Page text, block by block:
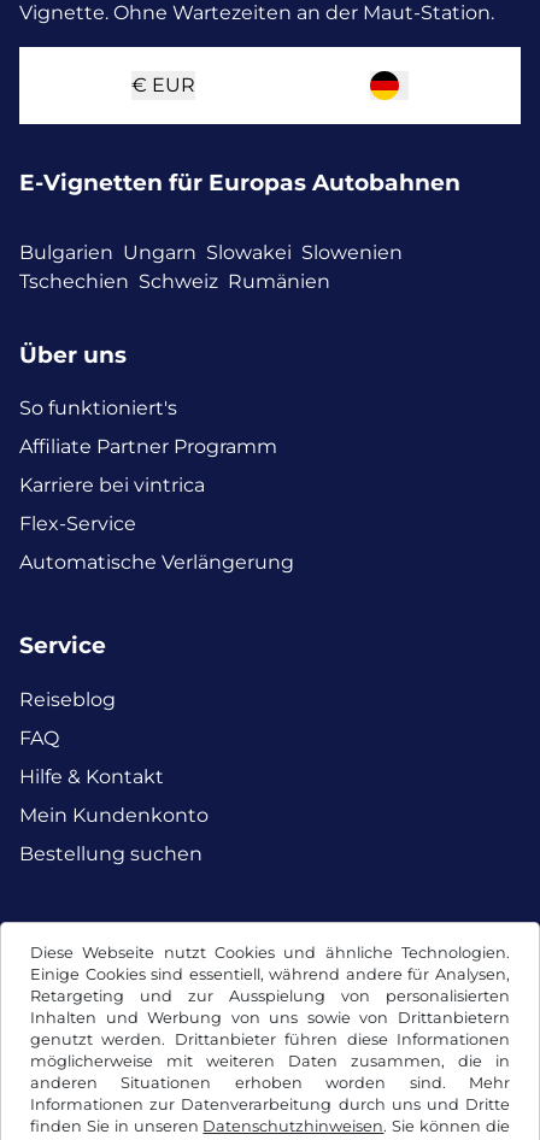
Diese Webseite nutzt Cookies und ähnliche Technologien.
Einige Cookies sind essentiell, während andere für Analysen,
Retargeting und zur Ausspielung von personalisierten
Inhalten und Werbung von uns sowie von Drittanbietern
genutzt werden. Drittanbieter führen diese Informationen
möglicherweise mit weiteren Daten zusammen, die in
anderen Situationen erhoben worden sind. Mehr
Informationen zur Datenverarbeitung durch uns und Dritte
finden Sie in unseren Datenschutzhinweisen. Sie können die
Vignette. Ohne Wartezeiten an der Maut-Station.
€ EUR
E-Vignetten für Europas Autobahnen
Bulgarien Ungarn Slowakei Slowenien
Tschechien Schweiz Rumänien
Über uns
So funktioniert's
Affiliate Partner Programm
Karriere bei vintrica
Flex-Service
Automatische Verlängerung
Service
Reiseblog
FAQ
Hilfe & Kontakt
Mein Kundenkonto
Bestellung suchen
Facebook Instagram